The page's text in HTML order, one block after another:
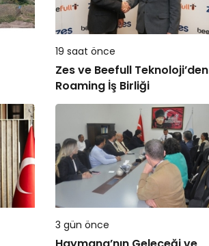
19 saat önce
Zes ve Beefull Teknoloji’den
Roaming İş Birliği
3 gün önce